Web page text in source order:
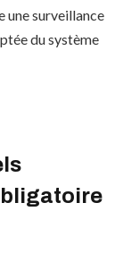
une surveillance
du système